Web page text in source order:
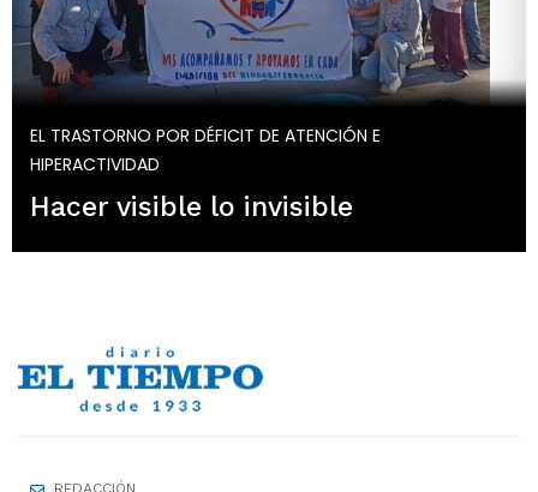
EL TRASTORNO POR DÉFICIT DE ATENCIÓN E
HIPERACTIVIDAD
Hacer visible lo invisible